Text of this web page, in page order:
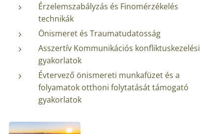
Érzelemszabályzás és Finomérzékelés
technikák
Önismeret és Traumatudatosság
Asszertív Kommunikációs konfliktuskezelési
gyakorlatok
Évtervező önismereti munkafüzet és a
folyamatok otthoni folytatását támogató
gyakorlatok